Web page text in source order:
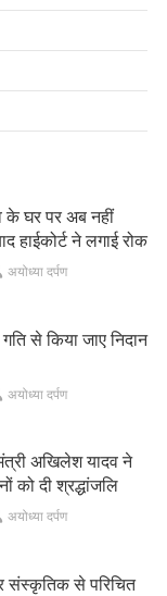
के घर पर अब नहीं
हाईकोर्ट ने लगाई रोक
अयोध्या दर्पण
से किया जाए निदान
अयोध्या दर्पण
अखिलेश यादव ने
को दी श्रद्धांजलि
अयोध्या दर्पण
संस्कृतिक से परिचित